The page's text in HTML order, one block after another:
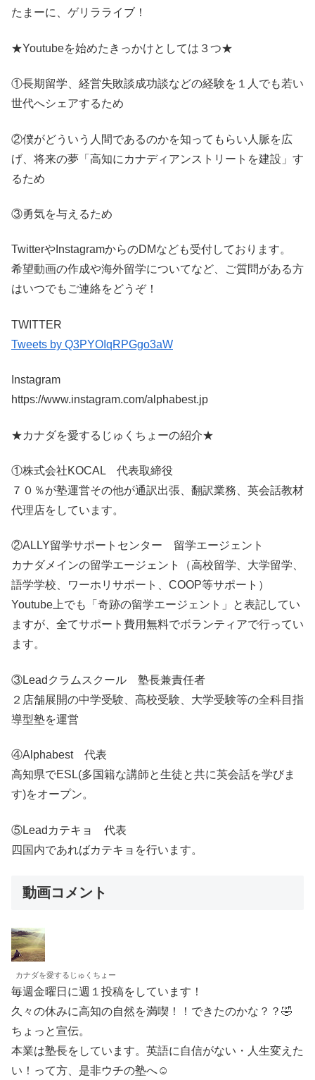
たまーに、ゲリラライブ！
★Youtubeを始めたきっかけとしては３つ★
①長期留学、経営失敗談成功談などの経験を１人でも若い
世代へシェアするため
②僕がどういう人間であるのかを知ってもらい人脈を広
げ、将来の夢「高知にカナディアンストリートを建設」す
るため
③勇気を与えるため
TwitterやInstagramからのDMなども受付しております。
希望動画の作成や海外留学についてなど、ご質問がある方
はいつでもご連絡をどうぞ！
TWITTER
Tweets by Q3PYOIqRPGgo3aW
Instagram
https://www.instagram.com/alphabest.jp
★カナダを愛するじゅくちょーの紹介★
①株式会社KOCAL 代表取締役
７０％が塾運営その他が通訳出張、翻訳業務、英会話教材
代理店をしています。
②ALLY留学サポートセンター 留学エージェント
カナダメインの留学エージェント（高校留学、大学留学、
語学学校、ワーホリサポート、COOP等サポート）
Youtube上でも「奇跡の留学エージェント」と表記してい
ますが、全てサポート費用無料でボランティアで行ってい
ます。
③Leadクラムスクール 塾長兼責任者
２店舗展開の中学受験、高校受験、大学受験等の全科目指
導型塾を運営
④Alphabest 代表
高知県でESL(多国籍な講師と生徒と共に英会話を学びま
す)をオープン。
⑤Leadカテキョ 代表
四国内であればカテキョを行います。
動画コメント
カナダを愛するじゅくちょー
毎週金曜日に週１投稿をしています！
久々の休みに高知の自然を満喫！！できたのかな？？🤣
ちょっと宣伝。
本業は塾長をしています。英語に自信がない・人生変えた
い！って方、是非ウチの塾へ☺️